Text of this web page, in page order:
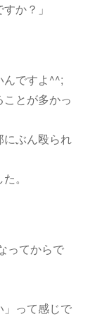
か？」
んですよ^^;
とが多かっ
ぶん殴られ
。
ってからで
」って感じで